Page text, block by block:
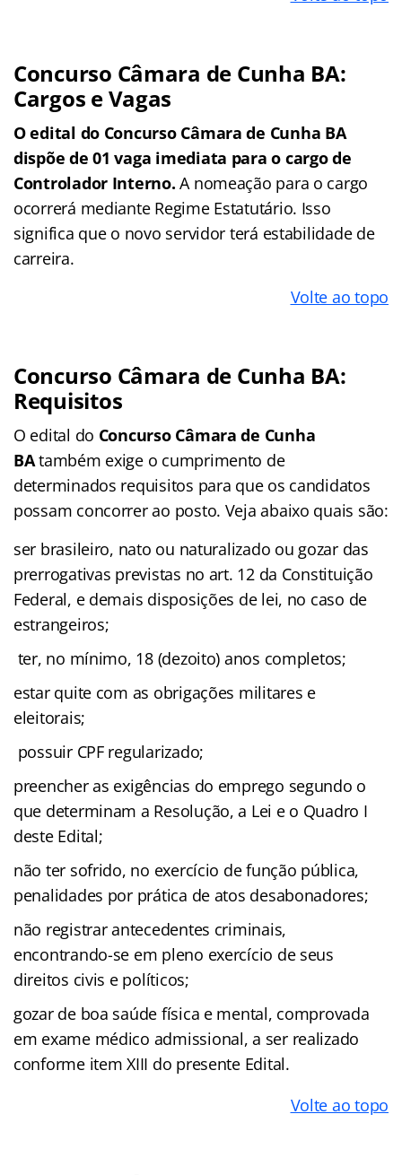
Concurso Câmara de Cunha BA:
Cargos e Vagas
O edital do Concurso Câmara de Cunha BA
dispõe de 01 vaga imediata para o cargo de
Controlador Interno.A nomeação para o cargo
ocorrerá mediante Regime Estatutário. Isso
significa que o novo servidor terá estabilidade de
carreira.
Volte ao topo
Concurso Câmara de Cunha BA:
Requisitos
O edital do Concurso Câmara de Cunha
BAtambém exige o cumprimento de
determinados requisitos para que os candidatos
possam concorrer ao posto. Veja abaixo quais são:
ser brasileiro, nato ou naturalizado ou gozar das
prerrogativas previstas no art. 12 da Constituição
Federal, e demais disposições de lei, no caso de
estrangeiros;
ter, no mínimo, 18 (dezoito) anos completos;
estar quite com as obrigações militares e
eleitorais;
possuir CPF regularizado;
preencher as exigências do emprego segundo o
que determinam a Resolução, a Lei e o Quadro I
deste Edital;
não ter sofrido, no exercício de função pública,
penalidades por prática de atos desabonadores;
não registrar antecedentes criminais,
encontrando-se em pleno exercício de seus
direitos civis e políticos;
gozar de boa saúde física e mental, comprovada
em exame médico admissional, a ser realizado
conforme item XIII do presente Edital.
Volte ao topo